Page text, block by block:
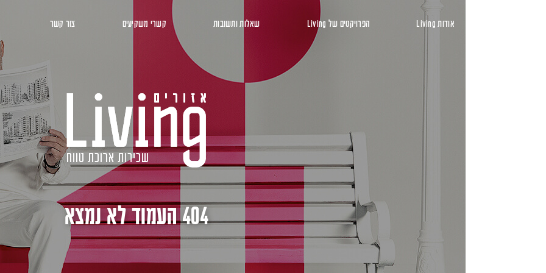
אודות Living הפרויקטים של Living שאלות ותשובות קשרי משקיעים צור קשר
404 העמוד לא נמצא